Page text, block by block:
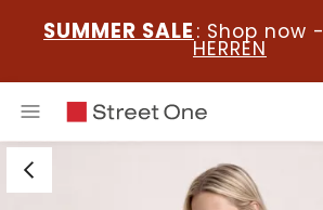
SUMMER SALE : Shop now -
HERREN